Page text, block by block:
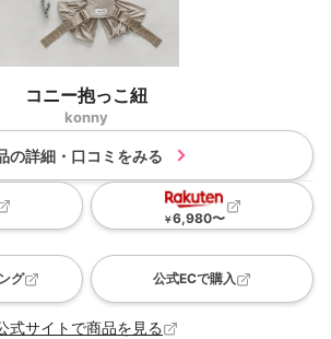
コニー抱っこ紐
konny
の詳細・口コミをみる
￥6,980〜
グ 公式ECで購入
式サイトで商品を見る